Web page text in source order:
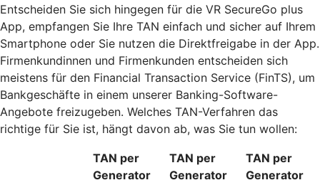
Entscheiden Sie sich hingegen für die VR SecureGo plus
App, empfangen Sie Ihre TAN einfach und sicher auf Ihrem
Smartphone oder Sie nutzen die Direktfreigabe in der App.
Firmenkundinnen und Firmenkunden entscheiden sich
meistens für den Financial Transaction Service (FinTS), um
Bankgeschäfte in einem unserer Banking-Software-
Angebote freizugeben. Welches TAN-Verfahren das
richtige für Sie ist, hängt davon ab, was Sie tun wollen:
TAN per
Generator
TAN per
Generator
TAN per
Generator